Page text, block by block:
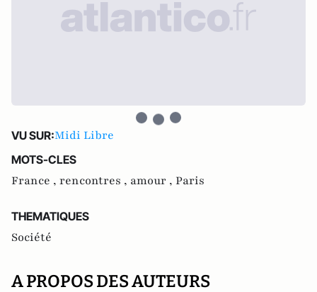
VU SUR:Midi Libre
MOTS-CLES
France , rencontres , amour , Paris
THEMATIQUES
Société
A PROPOS DES AUTEURS